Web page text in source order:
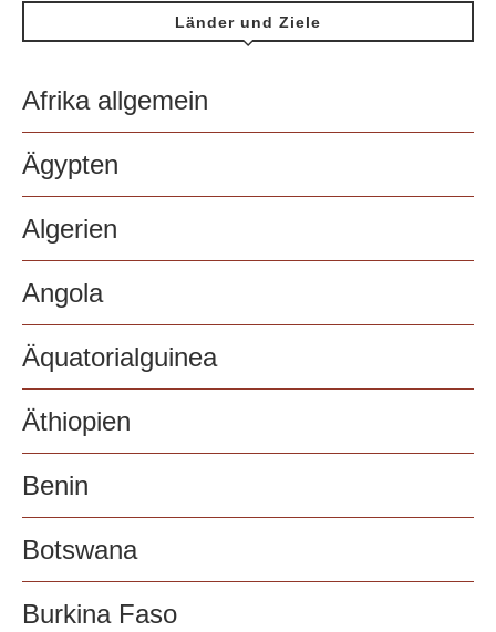
Länder und Ziele
Afrika allgemein
Ägypten
Algerien
Angola
Äquatorialguinea
Äthiopien
Benin
Botswana
Burkina Faso